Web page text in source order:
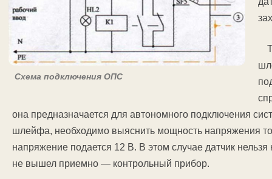
Схема подключения ОПС
она предназначается для автономного подключения
шлейфа, необходимо выяснить мощность напряжения
напряжение подается 12 В. В этом случае датчик
не вышел приемно — контрольный прибор.